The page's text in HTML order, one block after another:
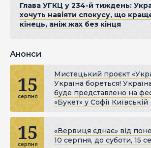
Глава УГКЦ у 234-й тиждень:
хочуть навіяти спокусу, що
кінець, аніж жах без кінця
Анонси
15
серпня
Мистецький проєкт
Україна бореться!
буде представлено на
«Букет» у Софії Київській
15
серпня
«Вервиця єднає» від
10 серпня, до суботи, 15